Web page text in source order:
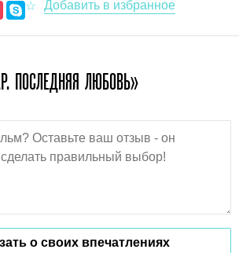
ПОСЛЕДНЯЯ ЛЮБОВЬ»
о своих впечатлениях